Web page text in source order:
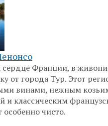
Франции, в
от города Тур. Этот
винами, нежным
и классическим
чисто.